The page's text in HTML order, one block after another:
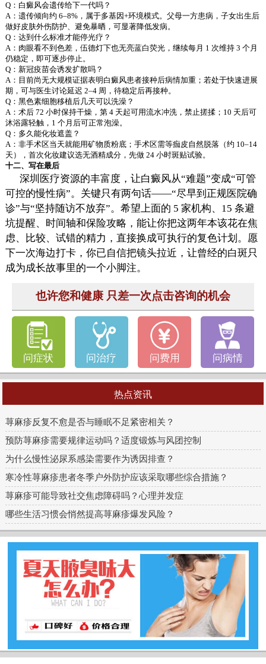
Q：白癜风会遗传给下一代吗？
A：遗传倾向约 6–8%，属于多基因+环境模式。父母一方患病，子女出生后
做好皮肤外伤防护、避免暴晒，可显著降低发病。
Q：达到什么标准才能停光疗？
A：肉眼看不到色差，伍德灯下也无亮蓝白荧光，继续每月 1 次维持 3 个月
仍稳定，即可逐步停止。
Q：新冠疫苗会诱发扩散吗？
A：目前尚无大规模证据表明白癜风患者接种后病情加重；若处于快速进展
期，可与医生讨论延迟 2–4 周，待稳定后再接种。
Q：黑色素细胞移植后几天可以洗澡？
A：术后 72 小时保持干燥，第 4 天起可用流水冲洗，禁止搓揉；10 天后可
沐浴露轻触，1 个月后可正常泡澡。
Q：多久能化妆遮盖？
A：非手术区当天就能用矿物质粉底；手术区需等痂皮自然脱落（约 10–14
天），首次化妆建议选无酒精成分，先做 24 小时斑贴试验。
十二、写在最后
深圳医疗资源的丰富度，让白癜风从“难题”变成“可管
可控的慢性病”。关键只有两句话——“尽早到正规医院确
诊”与“坚持随访不放弃”。希望上面的 5 家机构、15 条避
坑提醒、时间轴和保险攻略，能让你把这两年本该花在焦
虑、比较、试错的精力，直接换成可执行的复色计划。愿
下一次海边打卡，你已自信把镜头拉近，让曾经的白斑只
成为成长故事里的一个小脚注。
也许您和健康 只差一次点击咨询的机会
问症状 问治疗 问费用 问病情
热点资讯
荨麻疹反复不愈是否与睡眠不足紧密相关？
预防荨麻疹需要规律运动吗？适度锻炼与风团控制
为什么慢性泌尿系感染需要作为诱因排查？
寒冷性荨麻疹患者冬季户外防护应该采取哪些综合措施？
荨麻疹可能导致社交焦虑障碍吗？心理并发症
哪些生活习惯会悄然提高荨麻疹爆发风险？